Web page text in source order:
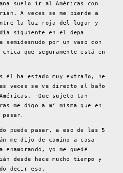
suelo ir al Américas con
A veces se me pierde a
la luz roja del lugar y
siguiente en el depa
por un vaso con
que seguramente está en
él ha estado muy extraño, he
veces se va directo al baño
-Que sujeto tan
me digo a mí misma que en
pasar.
puede pasar, a eso de las 5
me dijo de camino a casa
yo me quedé
desde hace mucho tiempo y
decir eso.